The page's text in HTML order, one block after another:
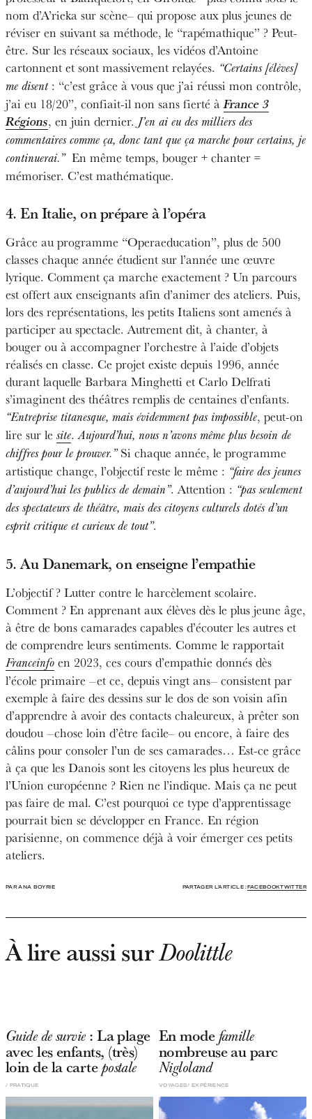
nom d’A’rieka sur scène– qui propose aux plus jeunes de
réviser en suivant sa méthode, le “rapémathique” ? Peut-
être. Sur les réseaux sociaux, les vidéos d’Antoine
cartonnent et sont massivement relayées. “Certains [élèves]
me disent : “c’est grâce à vous que j’ai réussi mon contrôle,
j’ai eu 18/20”, confiait-il non sans fierté àFrance 3
Régions, en juin dernier. J’en ai eu des milliers des
commentaires comme ça, donc tant que ça marche pour certains, je
continuerai.”En même temps, bouger + chanter =
mémoriser. C’est mathématique.
4. En Italie, on prépare à l’opéra
Grâce au programme “Operaeducation”, plus de 500
classes chaque année étudient sur l’année une œuvre
lyrique. Comment ça marche exactement ? Un parcours
est offert aux enseignants afin d’animer des ateliers. Puis,
lors des représentations, les petits Italiens sont amenés à
participer au spectacle. Autrement dit, à chanter, à
bouger ou à accompagner l’orchestre à l’aide d’objets
réalisés en classe. Ce projet existe depuis 1996, année
durant laquelle Barbara Minghetti et Carlo Delfrati
s’imaginent des théâtres remplis de centaines d’enfants.
“Entreprise titanesque, mais évidemment pas impossible, peut-on
lire sur le site.Aujourd’hui, nous n’avons même plus besoin de
chiffres pour le prouver.”Si chaque année, le programme
artistique change, l’objectif reste le même : “faire des jeunes
d’aujourd’hui les publics de demain”. Attention : “pas seulement
des spectateurs de théâtre, mais des citoyens culturels dotés d’un
esprit critique et curieux de tout”.
5. Au Danemark, on enseigne l’empathie
L’objectif ? Lutter contre le harcèlement scolaire.
Comment ? En apprenant aux élèves dès le plus jeune âge,
à être de bons camarades capables d’écouter les autres et
de comprendre leurs sentiments. Comme le rapportait
Franceinfo en 2023, ces cours d’empathie donnés dès
l’école primaire –et ce, depuis vingt ans– consistent par
exemple à faire des dessins sur le dos de son voisin afin
d’apprendre à avoir des contacts chaleureux, à prêter son
doudou –chose loin d’être facile– ou encore, à faire des
câlins pour consoler l’un de ses camarades… Est-ce grâce
à ça que les Danois sont les citoyens les plus heureux de
l’Union européenne ? Rien ne l’indique. Mais ça ne peut
pas faire de mal. C’est pourquoi ce type d’apprentissage
pourrait bien se développer en France. En région
parisienne, on commence déjà à voir émerger ces petits
ateliers.
PAR ANA BOYRIE PARTAGER L'ARTICLE :FACEBOOKTWITTER
À lire aussi surDoolittle
Guide de survie: La plage
avec les enfants, (très)
loin de la cartepostale
PRATIQUE
En mode famille
nombreuse au parc
Nigloland
EXPÉRIENCE
VOYAGES